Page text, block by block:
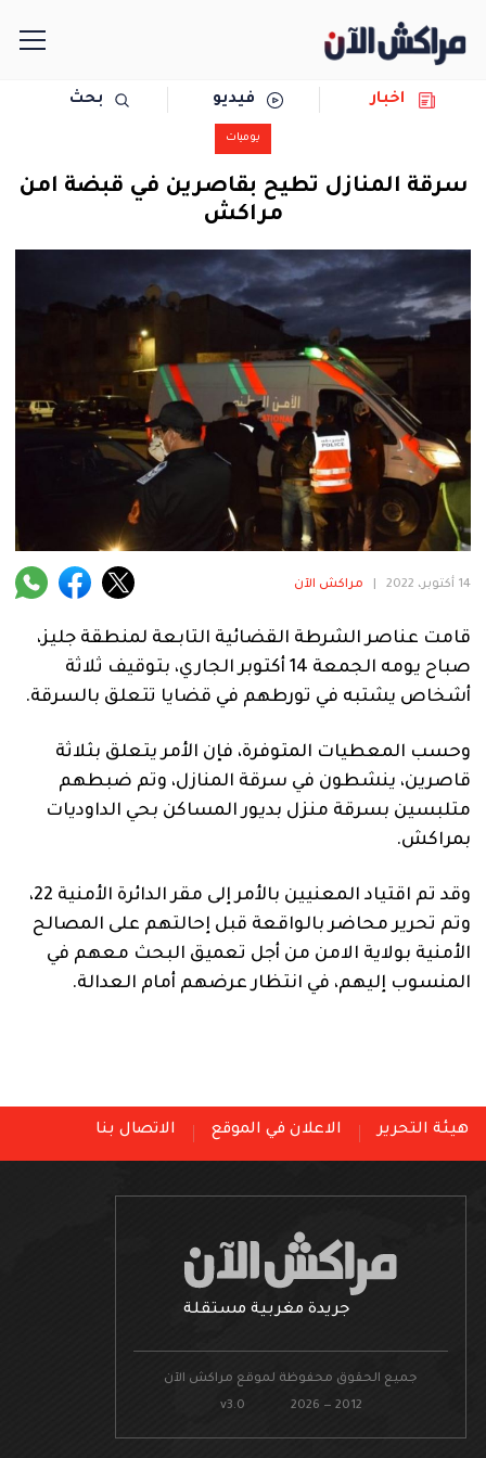
مجتمع
حوادث
المرأة
فنية
منوعة
اخبار فيديو بحث
يوميات
سرقة المنازل تطيح بقاصرين في قبضة امن
مراكش
14 أكتوبر، 2022 مراكش الآن
قامت عناصر الشرطة القضائية التابعة لمنطقة جليز،
صباح يومه الجمعة 14 أكتوبر الجاري، بتوقيف ثلاثة
أشخاص يشتبه في تورطهم في قضايا تتعلق بالسرقة.
وحسب المعطيات المتوفرة، فإن الأمر يتعلق بثلاثة
قاصرين، ينشطون في سرقة المنازل، وتم ضبطهم
متلبسين بسرقة منزل بديور المساكن بحي الداوديات
بمراكش.
وقد تم اقتياد المعنيين بالأمر إلى مقر الدائرة الأمنية 22،
وتم تحرير محاضر بالواقعة قبل إحالتهم على المصالح
الأمنية بولاية الامن من أجل تعميق البحث معهم في
المنسوب إليهم، في انتظار عرضهم أمام العدالة.
هيئة التحرير الاعلان في الموقع الاتصال بنا
جريدة مغربية مستقلة
جميع الحقوق محفوظة لموقع مراكش الآن
v3.0 2026 — 2012